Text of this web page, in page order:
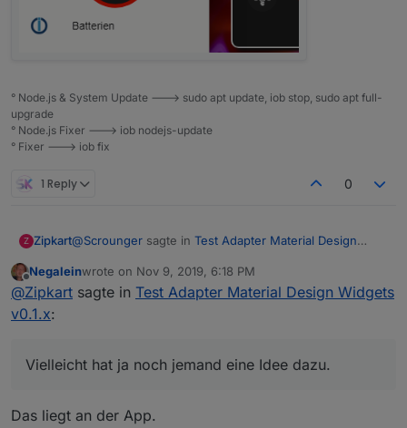
° Node.js & System Update ---> sudo apt update, iob stop, sudo apt full-
upgrade
° Node.js Fixer ---> iob nodejs-update
° Fixer ---> iob fix
1 Reply 0
Z Zipkart@Scrounger sagte in Test Adapter Material Design
@Zipkart
ging es beim Hauptview. bei einem kleineren View ging
es schon mit 500. Es scheint an der Anzahl der
Leider funktioniert die Anzeige über die IOBroker Vis
App immer noch nicht.
Offline
Negaleinwrote on Nov 9, 2019, 6:18 PM
last edited by
@Zipkart sagte in Test Adapter Material Design Widgets
v0.1.x:
Vielleicht hat ja noch jemand eine Idee dazu.
Das liegt an der App.